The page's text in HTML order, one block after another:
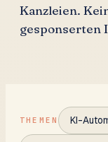
Kanzleien.
gesponserten
THEMEN KI-